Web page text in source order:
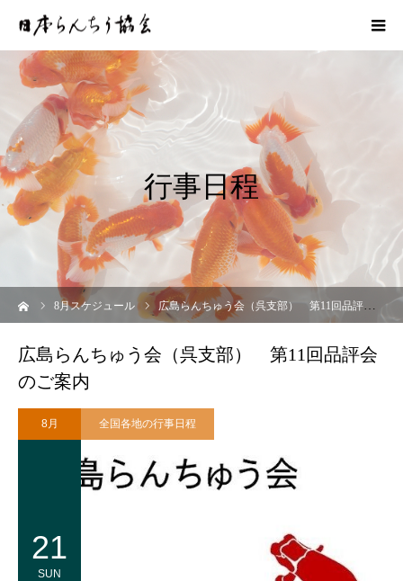
行事日程
8月スケジュール 広島らんちゅう会（呉支部） 第11回品評会のご案内
広島らんちゅう会（呉支部） 第11回品評会
のご案内
8月
21
SUN
全国各地の行事日程